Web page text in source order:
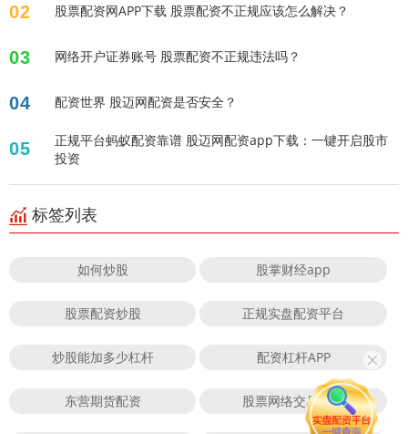
02 股票配资网APP下载 股票配资不正规应该怎么解决？
03 网络开户证券账号 股票配资不正规违法吗？
04 配资世界 股迈网配资是否安全？
05
正规平台蚂蚁配资靠谱 股迈网配资app下载：一键开启股市
投资
标签列表
如何炒股 股掌财经app
股票配资炒股 正规实盘配资平台
炒股能加多少杠杆 配资杠杆APP
东营期货配资 股票网络交易平台